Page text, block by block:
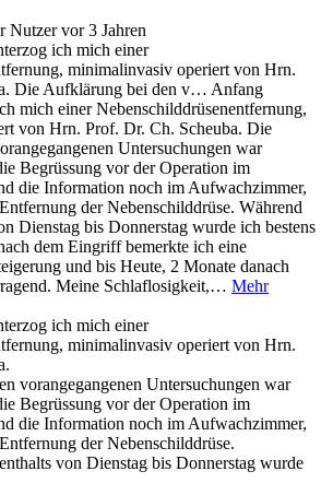
Nutzervor 3 Jahren
ich mich einer
minimalinvasiv operiert von Hrn.
Die Aufklärung bei den v… Anfang
mich einer Nebenschilddrüsenentfernung,
von Hrn. Prof. Dr. Ch. Scheuba. Die
Untersuchungen war
Begrüssung vor der Operation im
die Information noch im Aufwachzimmer,
der Nebenschilddrüse. Während
Dienstag bis Donnerstag wurde ich bestens
dem Eingriff bemerkte ich eine
und bis Heute, 2 Monate danach
Meine Schlaflosigkeit,… Mehr
ich mich einer
minimalinvasiv operiert von Hrn.
vorangegangenen Untersuchungen war
Begrüssung vor der Operation im
die Information noch im Aufwachzimmer,
der Nebenschilddrüse.
von Dienstag bis Donnerstag wurde